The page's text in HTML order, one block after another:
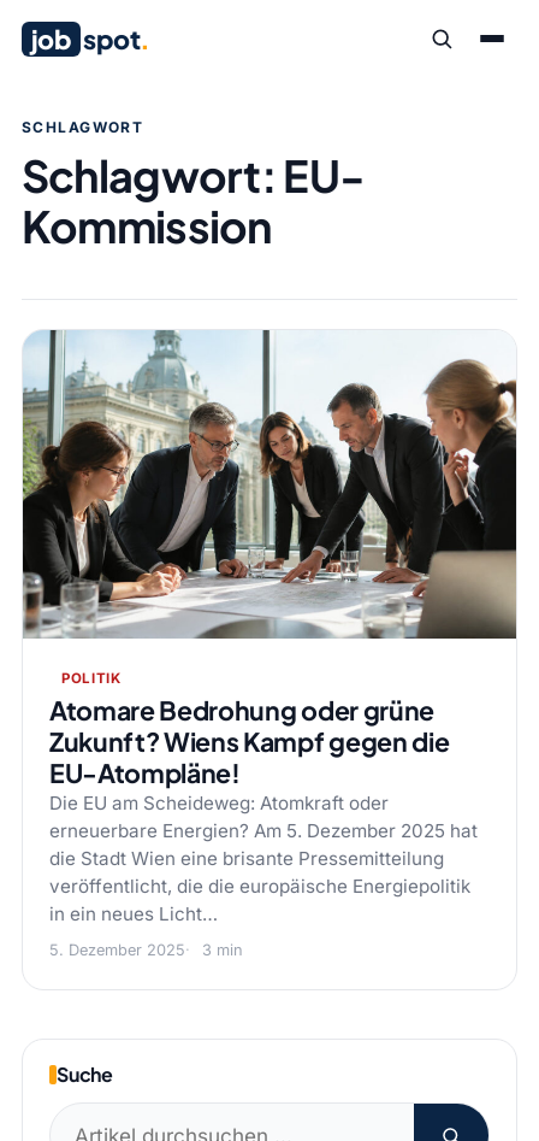
job spot.
SCHLAGWORT
Schlagwort: EU-
Kommission
POLITIK
Atomare Bedrohung oder grüne
Zukunft? Wiens Kampf gegen die
EU-Atompläne!
Die EU am Scheideweg: Atomkraft oder
erneuerbare Energien? Am 5. Dezember 2025 hat
die Stadt Wien eine brisante Pressemitteilung
veröffentlicht, die die europäische Energiepolitik
in ein neues Licht…
5. Dezember 2025 3 min
Suche
Suchen